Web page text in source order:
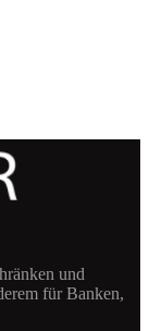
und
für Banken,